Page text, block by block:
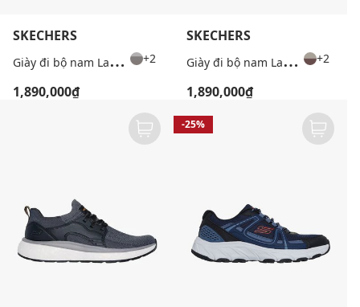
SKECHERS
G
iày đi bộ nam Lancer +2
1,890,000₫
SKECHERS
G
iày đi bộ nam Lancer +2
1,890,000₫
-25%